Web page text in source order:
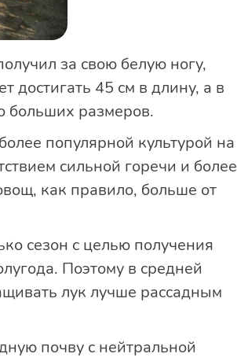
за свою белую ногу,
достигать 45 см в длину, а в
больших размеров.
популярной культурой на
сильной горечи и более
как правило, больше от
сезон с целью получения
Поэтому в средней
лук лучше рассадным
почву с нейтральной